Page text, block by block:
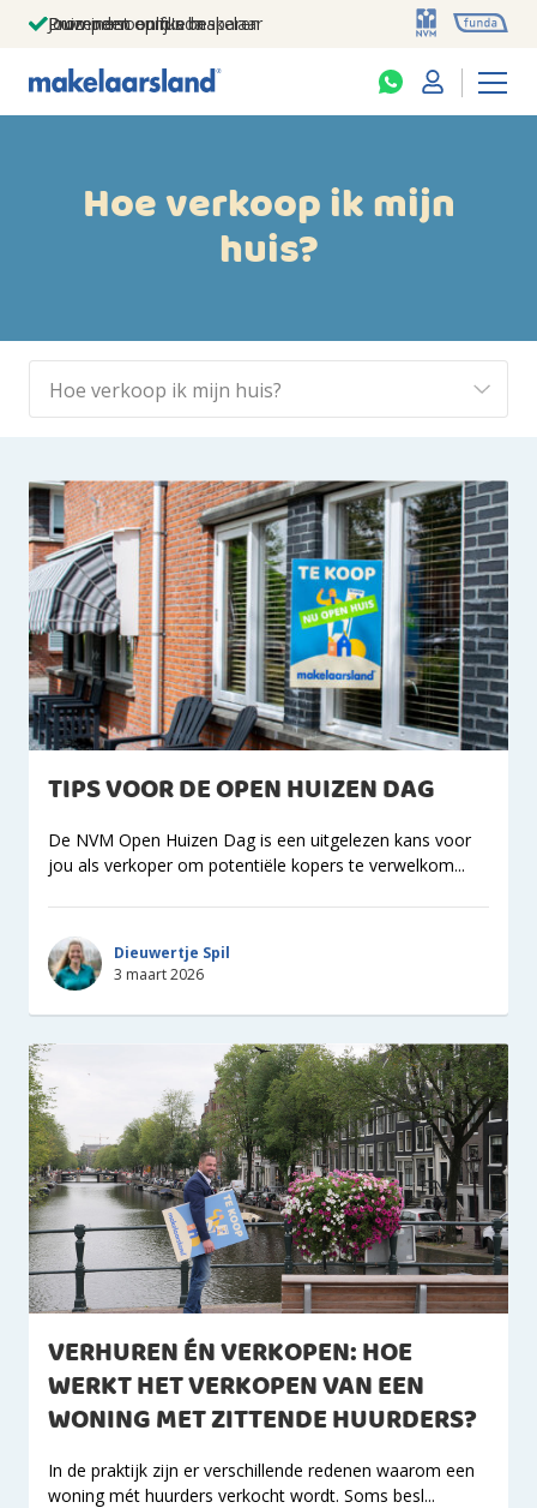
Jouw persoonlijke makelaar
Duizenden euro's besparen
Prominent op funda
Hoe verkoop ik mijn
huis?
TIPS VOOR DE OPEN HUIZEN DAG
De NVM Open Huizen Dag is een uitgelezen kans voor
jou als verkoper om potentiële kopers te verwelkom...
Dieuwertje Spil
3 maart 2026
VERHUREN ÉN VERKOPEN: HOE
WERKT HET VERKOPEN VAN EEN
WONING MET ZITTENDE HUURDERS?
In de praktijk zijn er verschillende redenen waarom een
woning mét huurders verkocht wordt. Soms besl...